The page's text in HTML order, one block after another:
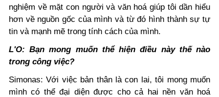
nghiệm về mặt con người và văn hoá giúp tôi dần hiểu
hơn về nguồn gốc của mình và từ đó hình thành sự tự
tin và mạnh mẽ trong tính cách của mình.
L'O: Bạn mong muốn thể hiện điều này thế nào
trong công việc?
Simonas: Với việc bản thân là con lai, tôi mong muốn
mình có thể đại diện được cho cả hai nền văn hoá